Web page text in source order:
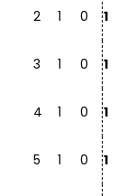
2 1 0 1
3 1 0 1
4 1 0 1
5 1 0 1